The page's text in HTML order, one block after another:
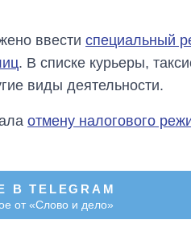
ввести специальный
. В списке курьеры,
виды деятельности.
отмену налогового
В TELEGRAM
от «Слово и дело»